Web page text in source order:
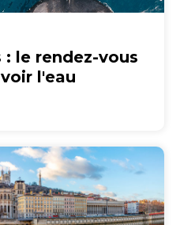
: le rendez-vous
l'eau